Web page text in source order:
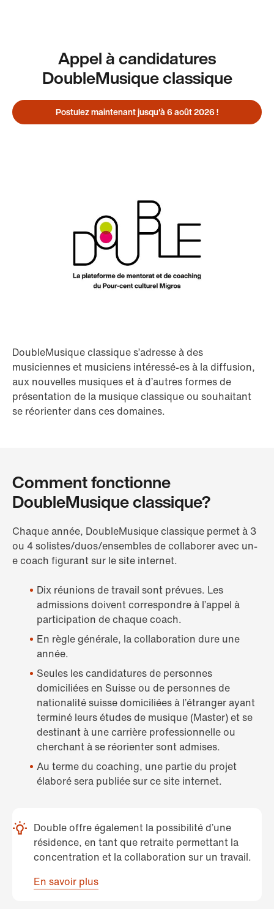
Appel à candidatures
DoubleMusique classique
Postulez maintenant jusqu'à 6 août 2026 !
DoubleMusique classique s’adresse à des
musiciennes et musiciens intéressé-es à la diffusion,
aux nouvelles musiques et à d’autres formes de
présentation de la musique classique ou souhaitant
se réorienter dans ces domaines.
Comment fonctionne
DoubleMusique classique?
Chaque année, DoubleMusique classique permet à 3
ou 4 solistes/duos/ensembles de collaborer avec un-
e coach figurant sur le site internet.
Dix réunions de travail sont prévues. Les
admissions doivent correspondre à l’appel à
participation de chaque coach.
En règle générale, la collaboration dure une
année.
Seules les candidatures de personnes
domiciliées en Suisse ou de personnes de
nationalité suisse domiciliées à l’étranger ayant
terminé leurs études de musique (Master) et se
destinant à une carrière professionnelle ou
cherchant à se réorienter sont admises.
Au terme du coaching, une partie du projet
élaboré sera publiée sur ce site internet.
Double offre également la possibilité d’une
résidence, en tant que retraite permettant la
concentration et la collaboration sur un travail.
En savoir plus